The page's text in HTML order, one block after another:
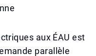
aux ÉAU est
parallèle